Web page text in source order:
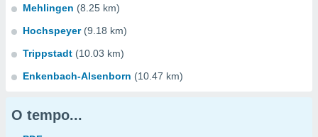
Mehlingen (8.25 km)
Hochspeyer (9.18 km)
Trippstadt (10.03 km)
Enkenbach-Alsenborn (10.47 km)
O tempo...